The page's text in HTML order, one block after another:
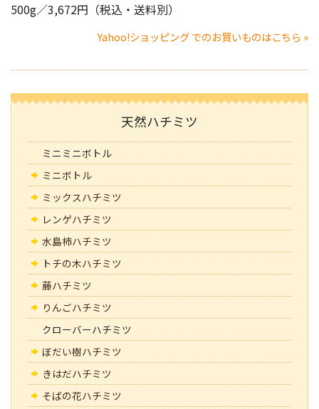
500g／3,672円（税込・送料別）
Yahoo!ショッピング でのお買いものはこちら »
天然ハチミツ
ミニミニボトル
ミニボトル
ミックスハチミツ
レンゲハチミツ
水島柿ハチミツ
トチの木ハチミツ
藤ハチミツ
りんごハチミツ
クローバーハチミツ
ぼだい樹ハチミツ
きはだハチミツ
そばの花ハチミツ